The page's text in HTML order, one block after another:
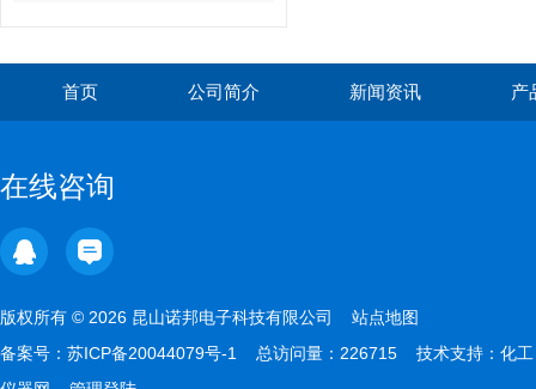
首页 公司简介 新闻资讯 产
在线咨询
版权所有 © 2026 昆山诺邦电子科技有限公司 站点地图
备案号： 苏ICP备20044079号-1 总访问量：226715 技术支持： 化工